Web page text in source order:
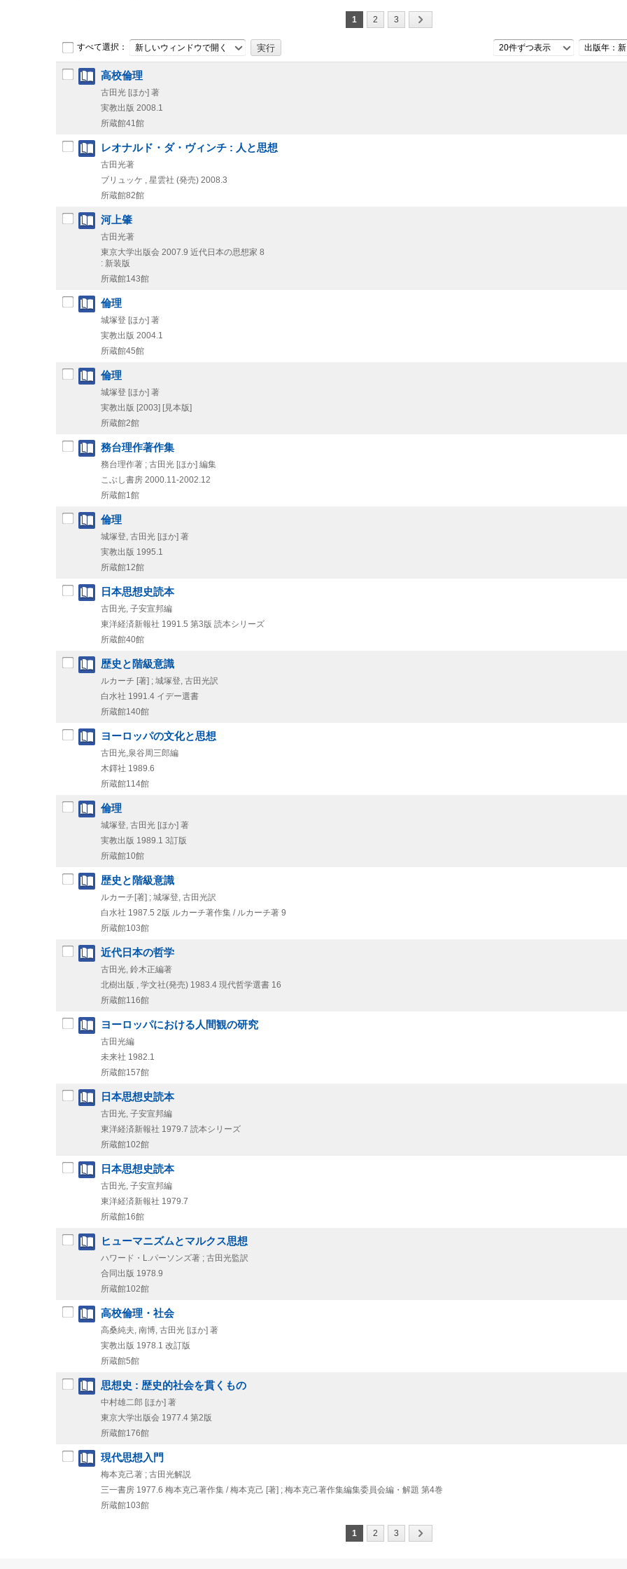
1 2 3
すべて選択： 新しいウィンドウで開く 20件ずつ表示 出版年：
高校倫理
古田光 [ほか] 著
実教出版 2008.1
所蔵館41館
レオナルド・ダ・ヴィンチ : 人と思想
古田光著
ブリュッケ , 星雲社 (発売) 2008.3
所蔵館82館
河上肇
古田光著
東京大学出版会 2007.9 近代日本の思想家 8
: 新装版
所蔵館143館
倫理
城塚登 [ほか] 著
実教出版 2004.1
所蔵館45館
倫理
城塚登 [ほか] 著
実教出版 [2003] [見本版]
所蔵館2館
務台理作著作集
務台理作著 ; 古田光 [ほか] 編集
こぶし書房 2000.11-2002.12
所蔵館1館
倫理
城塚登, 古田光 [ほか] 著
実教出版 1995.1
所蔵館12館
日本思想史読本
古田光, 子安宣邦編
東洋経済新報社 1991.5 第3版 読本シリーズ
所蔵館40館
歴史と階級意識
ルカーチ [著] ; 城塚登, 古田光訳
白水社 1991.4 イデー選書
所蔵館140館
ヨーロッパの文化と思想
古田光,泉谷周三郎編
木鐸社 1989.6
所蔵館114館
倫理
城塚登, 古田光 [ほか] 著
実教出版 1989.1 3訂版
所蔵館10館
歴史と階級意識
ルカーチ[著] ; 城塚登, 古田光訳
白水社 1987.5 2版 ルカーチ著作集 / ルカーチ著 9
所蔵館103館
近代日本の哲学
古田光, 鈴木正編著
北樹出版 , 学文社(発売) 1983.4 現代哲学選書 16
所蔵館116館
ヨーロッパにおける人間観の研究
古田光編
未来社 1982.1
所蔵館157館
日本思想史読本
古田光, 子安宣邦編
東洋経済新報社 1979.7 読本シリーズ
所蔵館102館
日本思想史読本
古田光, 子安宣邦編
東洋経済新報社 1979.7
所蔵館16館
ヒューマニズムとマルクス思想
ハワード・L.パーソンズ著 ; 古田光監訳
合同出版 1978.9
所蔵館102館
高校倫理・社会
高桑純夫, 南博, 古田光 [ほか] 著
実教出版 1978.1 改訂版
所蔵館5館
思想史 : 歴史的社会を貫くもの
中村雄二郎 [ほか] 著
東京大学出版会 1977.4 第2版
所蔵館176館
現代思想入門
梅本克己著 ; 古田光解説
三一書房 1977.6 梅本克己著作集 / 梅本克己 [著] ; 梅本克己著作集編集委員会編・解題 第4巻
所蔵館103館
1 2 3